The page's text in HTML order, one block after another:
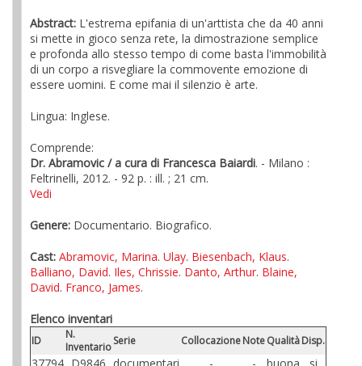
Abstract: L'estrema epifania di un'arttista che da 40 anni
si mette in gioco senza rete, la dimostrazione semplice
e profonda allo stesso tempo di come basta l'immobilità
di un corpo a risvegliare la commovente emozione di
essere uomini. E come mai il silenzio è arte.
Lingua: Inglese.
Comprende:
Dr. Abramovic / a cura di Francesca Baiardi. - Milano :
Feltrinelli, 2012. - 92 p. : ill. ; 21 cm.
Vedi
Genere: Documentario. Biografico.
Cast: Abramovic, Marina. Ulay. Biesenbach, Klaus.
Balliano, David. Iles, Chrissie. Danto, Arthur. Blaine,
David. Franco, James.
Elenco inventari
ID
N.
InventarioSerie CollocazioneNoteQualitàDisp.